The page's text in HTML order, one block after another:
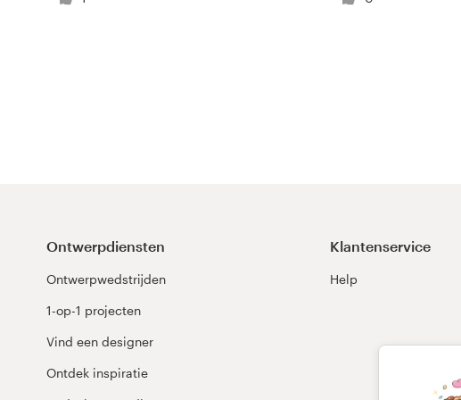
Ontwerpdiensten
Ontwerpwedstrijden
1-op-1 projecten
Vind een designer
Ontdek inspiratie
Klantenservice
Help
Klantenservice
Helpcentrum